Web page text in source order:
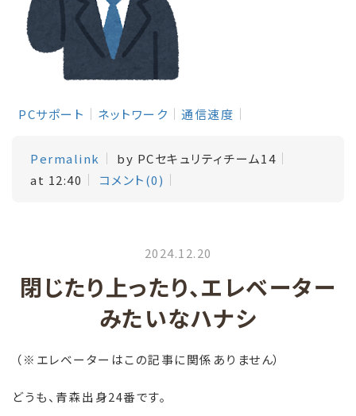
PCサポート ネットワーク 通信速度
Permalink
by PCセキュリティチーム14
at 12:40
コメント(0)
2024.12.20
閉じたり上ったり、エレベーター
みたいなハナシ
（※エレベーターはこの記事に関係ありません）
どうも、青森出身24番です。